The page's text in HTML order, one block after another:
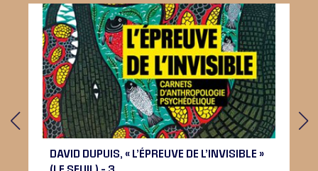
DAVID DUPUIS, « L’ÉPREUVE DE L’INVISIBLE »